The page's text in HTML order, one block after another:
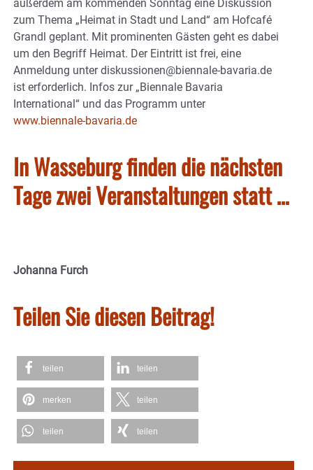
außerdem am kommenden Sonntag eine Diskussion
zum Thema „Heimat in Stadt und Land“ am Hofcafé
Grandl geplant. Mit prominenten Gästen geht es dabei
um den Begriff Heimat. Der Eintritt ist frei, eine
Anmeldung unter diskussionen@biennale-bavaria.de
ist erforderlich. Infos zur „Biennale Bavaria
International“ und das Programm unter
www.biennale-bavaria.de
In Wasseburg finden die nächsten
Tage zwei Veranstaltungen statt …
Johanna Furch
Teilen Sie diesen Beitrag!
teilen teilen
merken teilen
teilen teilen